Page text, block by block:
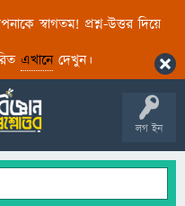
স্বাগতম! প্রশ্ন-উত্তর দিয়ে
এখানেদেখুন।
লগ ইন